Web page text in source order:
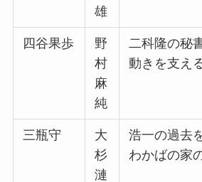
雄
四谷果歩
野
村
麻
純
二科隆の秘
動きを支え
三瓶守
大
杉
漣
浩一の過去
わかばの家